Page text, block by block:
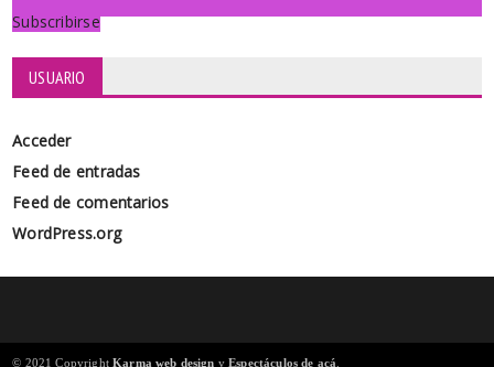
Subscribirse
USUARIO
Acceder
Feed de entradas
Feed de comentarios
WordPress.org
© 2021 CopyrightKarma web design yEspectáculos de acá